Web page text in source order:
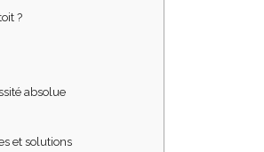
?
absolue
et solutions